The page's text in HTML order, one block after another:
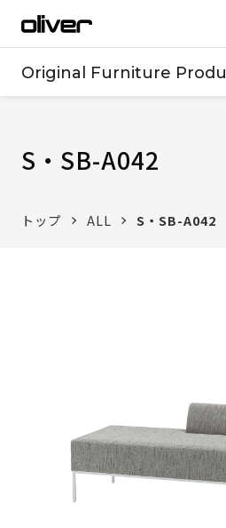
Original Furniture
S・SB-A042
トップ ALL S・SB-A042